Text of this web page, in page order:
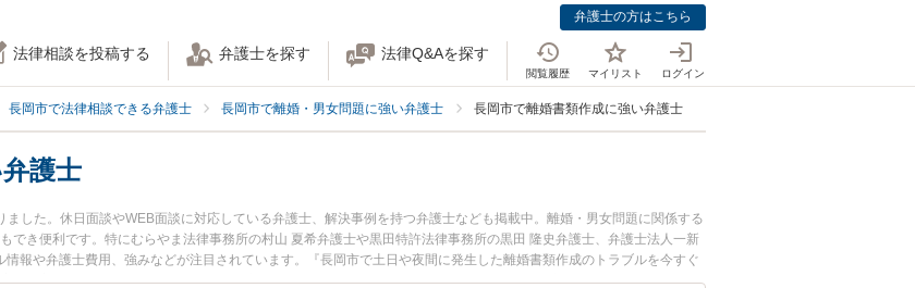
弁護士の方はこちら
法律相談を投稿する 弁護士を探す 法律Q&Aを探す
閲覧履歴 マイリスト ログイン
長岡市で法律相談できる弁護士 長岡市で離婚・男女問題に強い弁護士 長岡市で離婚書類作成に強い弁護士
護士
した。休日面談やWEB面談に対応している弁護士、解決事例を持つ弁護士なども掲載中。離婚・男女問題に関係する
でき便利です。特にむらやま法律事務所の村山 夏希弁護士や黒田特許法律事務所の黒田 隆史弁護士、弁護士法人一新
報や弁護士費用、強みなどが注目されています。『長岡市で土日や夜間に発生した離婚書類作成のトラブルを今すぐ
績豊富な近くの弁護士を検索したい』『初回相談無料で離婚書類作成を法律相談できる長岡市内の弁護士に相談予約し